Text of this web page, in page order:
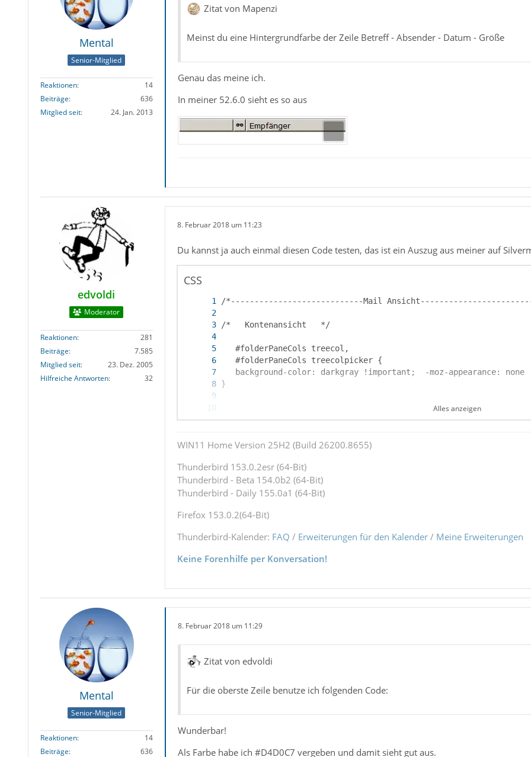
Mental
Senior-Mitglied
Reaktionen
14
Beiträge
636
Mitglied seit
24. Jan. 2013
Zitat von Mapenzi
Meinst du eine Hintergrundfarbe der Zeile Betreff - Absender - Datum - Größe
Genau das meine ich.
In meiner 52.6.0 sieht es so aus
edvoldi
Moderator
Reaktionen
281
Beiträge
7.585
Mitglied seit
23. Dez. 2005
Hilfreiche Antworten
32
8. Februar 2018 um 11:23
Du kannst ja auch einmal diesen Code testen, das ist ein Auszug aus meiner auf
CSS
/*   Kontenansicht   */
    #threadCols  treecol,
    #folderTree{
    }
    font-weight: bold; color: blue !important; }    */
    }
/*   Ungelesene Mails und Postings besonders hervorheben.   */
    color: blue ! important;
/*   Neue Mails und Postings besonders hervorheben.   */
Alles anzeigen
WIN11 Home Version 25H2 (Build 26200.8655)
Thunderbird 153.0.2esr (64-Bit)
Thunderbird - Beta 154.0b2 (64-Bit)
Thunderbird - Daily 155.0a1 (64-Bit)
Firefox 153.0.2(64-Bit)
Thunderbird-Kalender: FAQ / Erweiterungen für den Kalender/ Meine Erweiterungen
Keine Forenhilfe per Konversation!
Mental
Senior-Mitglied
Reaktionen
14
Beiträge
636
8. Februar 2018 um 11:29
Zitat von edvoldi
Für die oberste Zeile benutze ich folgenden Code:
Wunderbar!
Als Farbe habe ich #D4D0C7 vergeben und damit sieht gut aus.